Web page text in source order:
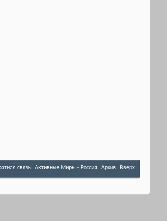
связь Активные Миры - Россия Архив Вверх